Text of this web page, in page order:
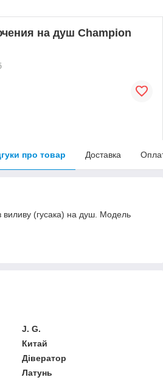
на душ Champion
про товар Доставка
виливу (гусака) на душ. Модель
J. G.
Китай
Дівератор
Латунь